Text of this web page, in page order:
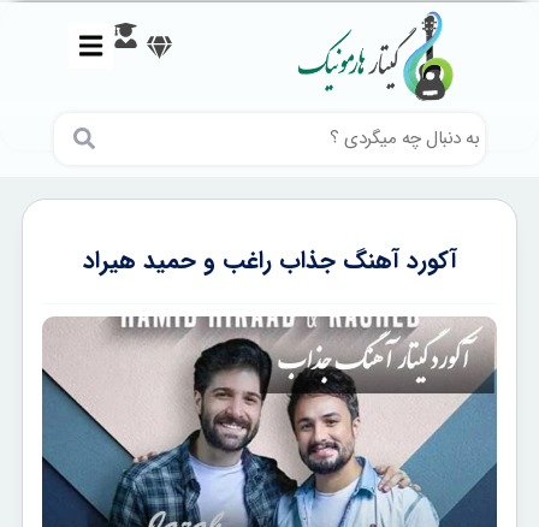
آکورد آهنگ جذاب راغب و حمید هیراد